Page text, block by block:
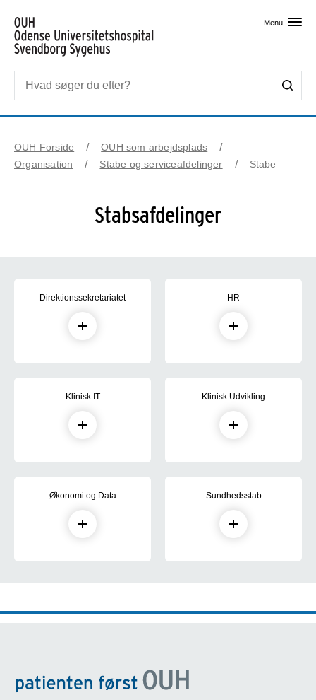
Menu
OUH Forside
OUH som arbejdsplads
Organisation
Stabe og serviceafdelinger Stabe
Stabsafdelinger
Direktionssekretariatet HR
Klinisk IT Klinisk Udvikling
Økonomi og Data Sundhedsstab